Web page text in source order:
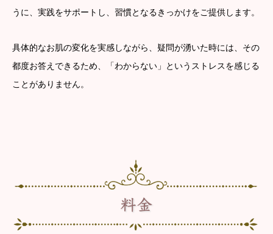
うに、実践をサポートし、習慣となるきっかけをご提供します。
具体的なお肌の変化を実感しながら、疑問が湧いた時には、その
都度お答えできるため、「わからない」というストレスを感じる
ことがありません。